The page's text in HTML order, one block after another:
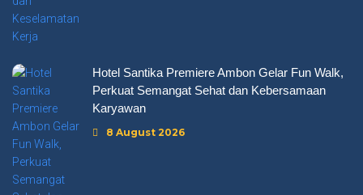
Hotel Santika Premiere Ambon Gelar Fun Walk,
Perkuat Semangat Sehat dan Kebersamaan
Karyawan
8 August 2026